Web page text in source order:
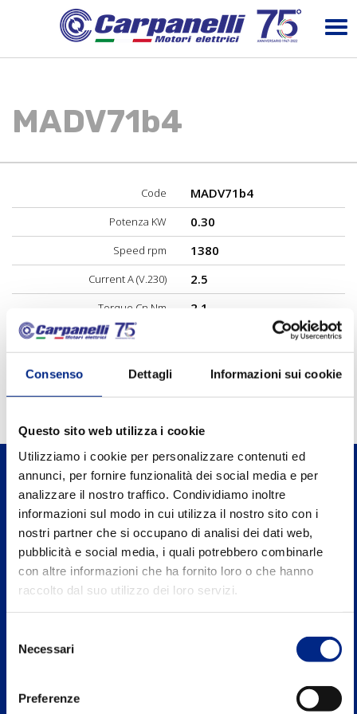
Consenso Dettagli Informazioni sui cookie
Questo sito web utilizza i cookie
Utilizziamo i cookie per personalizzare contenuti ed
annunci, per fornire funzionalità dei social media e per
analizzare il nostro traffico. Condividiamo inoltre
informazioni sul modo in cui utilizza il nostro sito con i
nostri partner che si occupano di analisi dei dati web,
pubblicità e social media, i quali potrebbero combinarle
con altre informazioni che ha fornito loro o che hanno
raccolto dal suo utilizzo dei loro servizi.
delNecessari
Preferenze
MADV71b4
Code MADV71b4
Potenza KW 0.30
Speed rpm 1380
Current A (V.230) 2.5
Torque Cn Nm 2.1
Performance %
0.90
Carpanelli Motori Elettrici S.p.A. a Socio
Unico
Via 2 Agosto 1980, n.5, 40016 S.Giorgio di Piano